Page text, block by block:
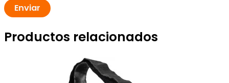
Productos relacionados